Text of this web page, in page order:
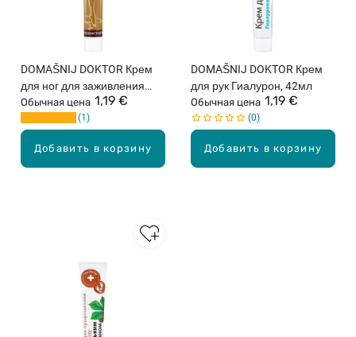
Добавить в корзину
DOMAŠNIJ DOKTOR Крем
для ног для заживления
трещин, 44г
Обычная цена 1,19 €
1
Добавить в корзину
DOMAŠNIJ DOKTOR Крем
для рук Гиалурон, 42мл
Обычная цена 1,19 €
0